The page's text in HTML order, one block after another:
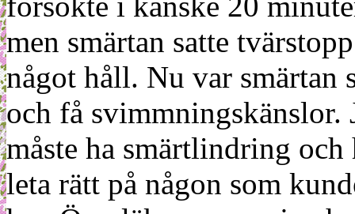
men smärtan satte
något håll. Nu var smärtan
och få
måste ha smärtlindring
leta rätt på någon som